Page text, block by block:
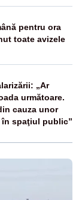
pentru ora
toate avizele
„Ar
următoare.
cauza unor
spaţiul public”